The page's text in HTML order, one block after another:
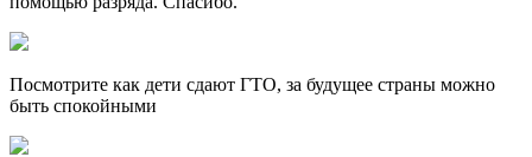
Посмотрите как дети сдают ГТО, за будущее страны можно
быть спокойными